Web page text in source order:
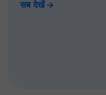
सब देखें